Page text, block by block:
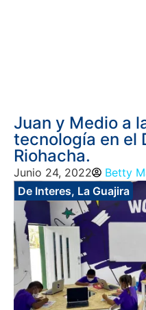
Juan y Medio a
tecnología en el
Riohacha.
Junio 24, 2022
Betty
De Interes, La Guajira